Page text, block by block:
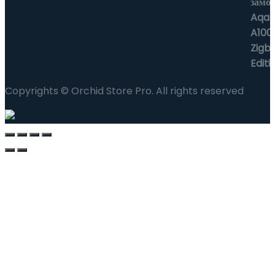
Copyrights © Orchid Store Pro. All rights reserved